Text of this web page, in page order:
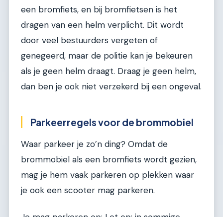
een bromfiets, en bij bromfietsen is het
dragen van een helm verplicht. Dit wordt
door veel bestuurders vergeten of
genegeerd, maar de politie kan je bekeuren
als je geen helm draagt. Draag je geen helm,
dan ben je ook niet verzekerd bij een ongeval.
Parkeerregels voor de brommobiel
Waar parkeer je zo’n ding? Omdat de
brommobiel als een bromfiets wordt gezien,
mag je hem vaak parkeren op plekken waar
je ook een scooter mag parkeren.